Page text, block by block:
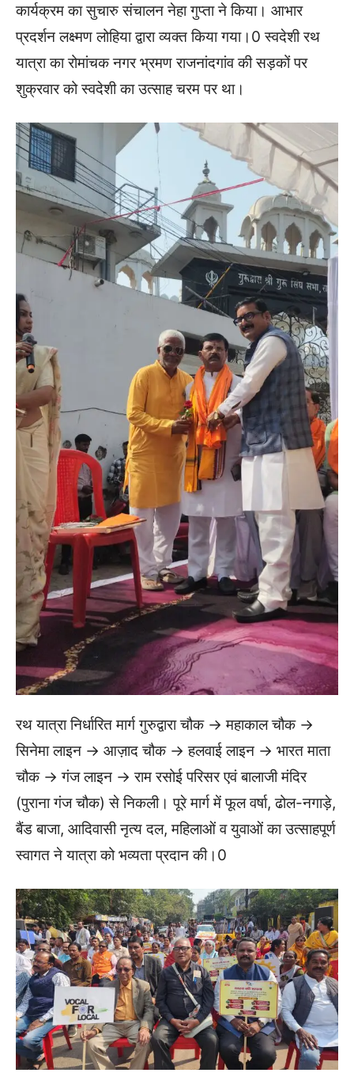
कार्यक्रम का सुचारु संचालन नेहा गुप्ता ने किया। आभार
प्रदर्शन लक्ष्मण लोहिया द्वारा व्यक्त किया गया।0 स्वदेशी रथ
यात्रा का रोमांचक नगर भ्रमण राजनांदगांव की सड़कों पर
शुक्रवार को स्वदेशी का उत्साह चरम पर था।
रथ यात्रा निर्धारित मार्ग गुरुद्वारा चौक → महाकाल चौक →
सिनेमा लाइन → आज़ाद चौक → हलवाई लाइन → भारत माता
चौक → गंज लाइन → राम रसोई परिसर एवं बालाजी मंदिर
(पुराना गंज चौक) से निकली। पूरे मार्ग में फूल वर्षा, ढोल-नगाड़े,
बैंड बाजा, आदिवासी नृत्य दल, महिलाओं व युवाओं का उत्साहपूर्ण
स्वागत ने यात्रा को भव्यता प्रदान की।0